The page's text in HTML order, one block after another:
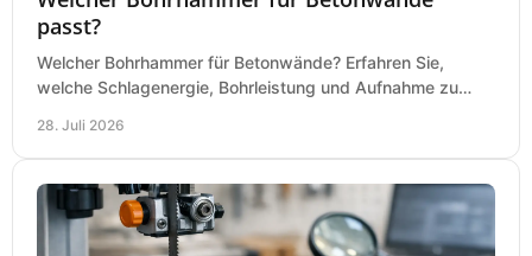
passt?
Welcher Bohrhammer für Betonwände? Erfahren Sie,
welche Schlagenergie, Bohrleistung und Aufnahme zu
28. Juli 2026